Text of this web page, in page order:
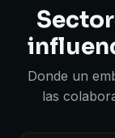
Donde un
las